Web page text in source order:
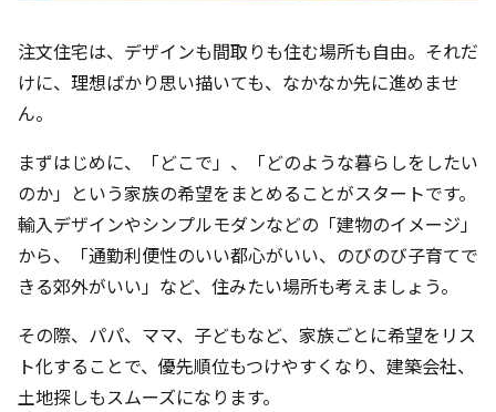
注文住宅は、デザインも間取りも住む場所も自由。それだ
けに、理想ばかり思い描いても、なかなか先に進めませ
ん。
まずはじめに、「どこで」、「どのような暮らしをしたい
のか」という家族の希望をまとめることがスタートです。
輸入デザインやシンプルモダンなどの「建物のイメージ」
から、「通勤利便性のいい都心がいい、のびのび子育てで
きる郊外がいい」など、住みたい場所も考えましょう。
その際、パパ、ママ、子どもなど、家族ごとに希望をリス
ト化することで、優先順位もつけやすくなり、建築会社、
土地探しもスムーズになります。